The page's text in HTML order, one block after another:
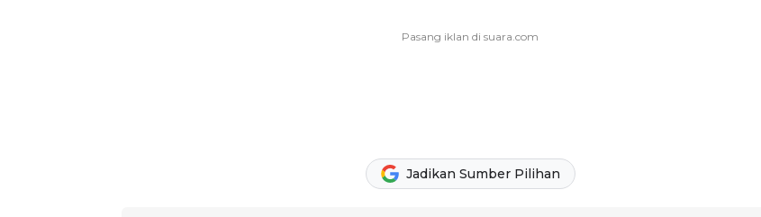
Jadikan Sumber Pilihan